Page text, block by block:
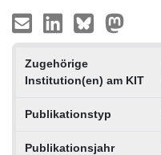
Zugehörige
Institution(en) am KIT
Publikationstyp
Publikationsjahr